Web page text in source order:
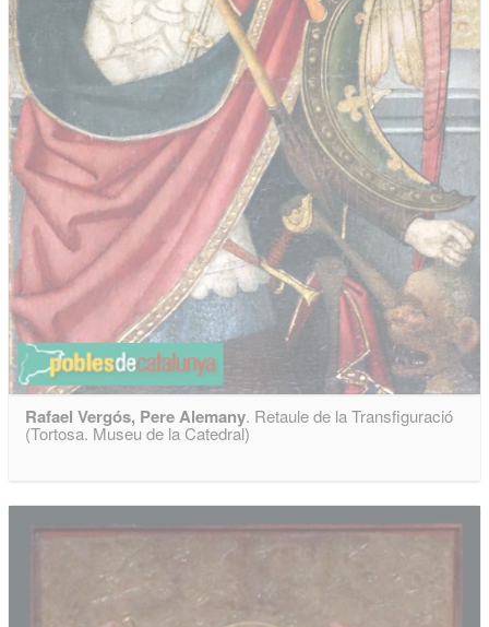
Rafael Vergós, Pere Alemany. Retaule de la Transfiguració
(Tortosa. Museu de la Catedral)